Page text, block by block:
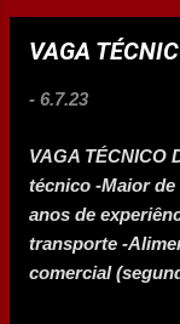
VAGA
- 6.7.23
VAGA TÉCNICO
técnico -Maior de
anos de
transporte -
comercial